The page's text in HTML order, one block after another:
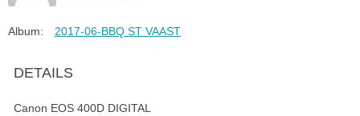
Album: 2017-06-BBQ ST VAAST
DETAILS
Canon EOS 400D DIGITAL